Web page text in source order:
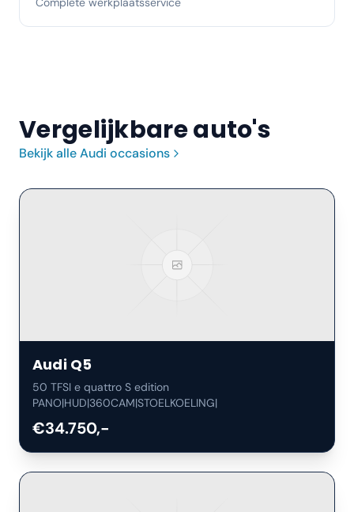
Vergelijkbare auto's
Bekijk alleAudi occasions
Audi Q5
50 TFSI e quattro S edition
PANO|HUD|360CAM|STOELKOELING|
€34.750,-